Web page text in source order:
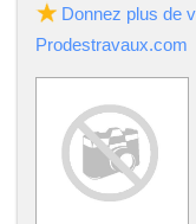
Donnez plus de
Prodestravaux.com